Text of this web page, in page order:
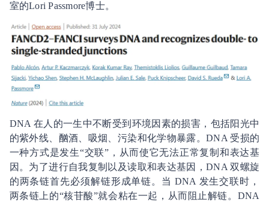
室的Lori Passmore博士。
DNA 在人的一生中不断受到环境因素的损害，包括阳光中
的紫外线、酗酒、吸烟、污染和化学物暴露。DNA 受损的
一种方式是发生“交联”，从而使它无法正常复制和表达基
因。为了进行自我复制以及读取和表达基因，DNA 双螺旋
的两条链首先必须解链形成单链。当 DNA 发生交联时，
两条链上的“核苷酸”就会粘在一起，从而阻止解链。DNA